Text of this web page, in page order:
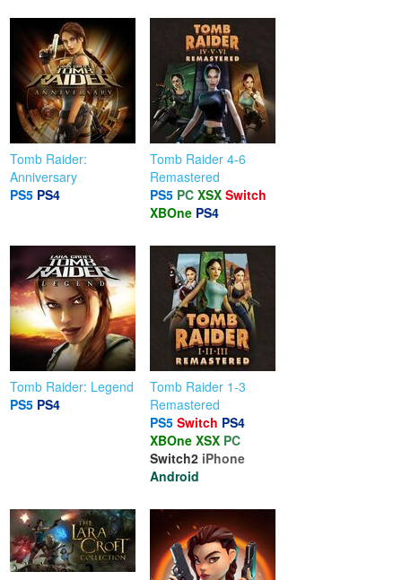
Tomb Raider:
Anniversary
PS5 PS4
Tomb Raider 4-6
Remastered
PS5 PC XSX Switch
XBOne PS4
Tomb Raider: Legend
PS5 PS4
Tomb Raider 1-3
Remastered
PS5 Switch PS4
XBOne XSX PC
Switch2 iPhone
Android